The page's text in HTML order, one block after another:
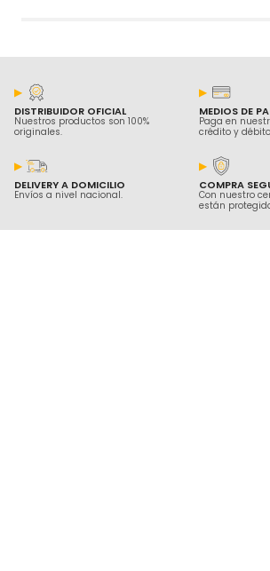
DISTRIBUIDOR OFICIAL
Nuestros productos son 100%
originales.
MEDIOS DE
Paga en
crédito y débito
DELIVERY A DOMICILIO
Envíos a nivel nacional.
COMPRA
Con nuestro
están